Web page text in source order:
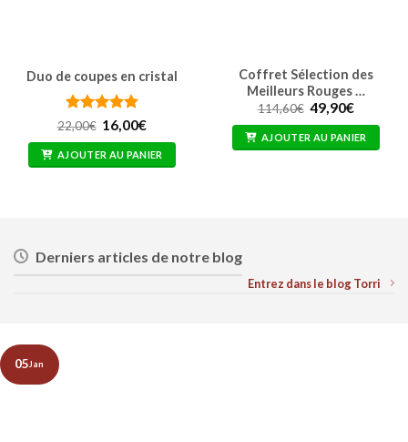
Duo de coupes en cristal
Note 5 sur
22,00€ Le
prix
initial
était :
16,00€Le
actuel
est :
AJOUTER AU PANIER
Coffret Sélection des
Meilleurs Rouges …
114,60€ Le
initial
était :
49,90€Le
actuel
est :
AJOUTER AU PANIER
Derniers articles de notre blog
Entrez dans le blog Torri
05Jan